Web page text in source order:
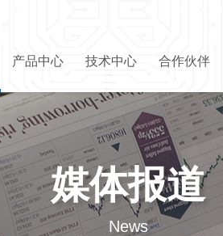
产品中心 技术中心 合作伙伴
媒体报道
News